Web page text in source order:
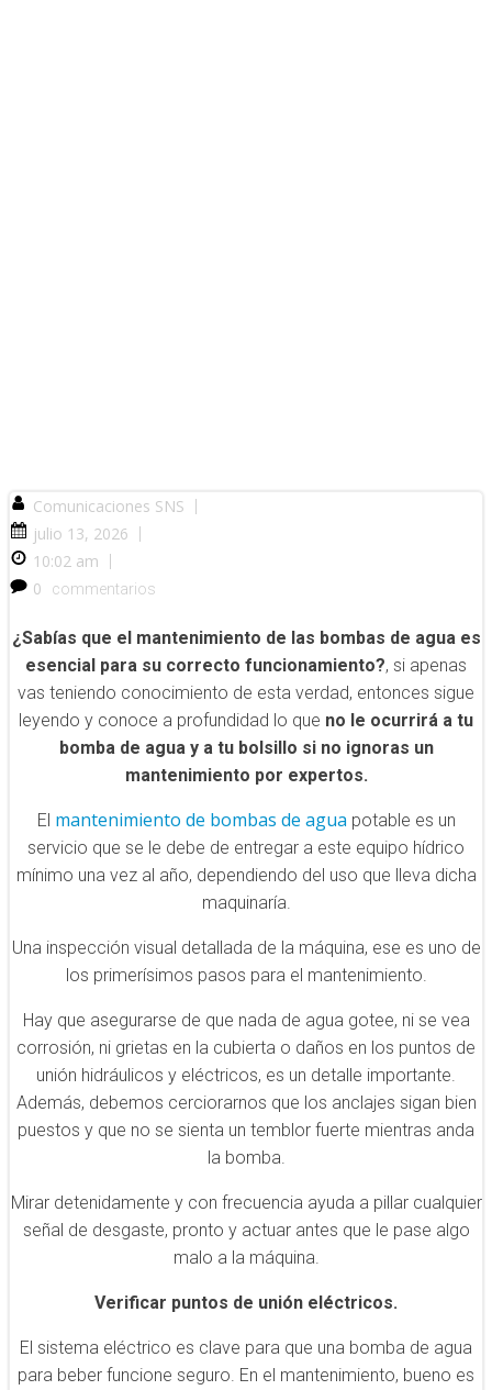
Comunicaciones SNS |
julio 13, 2026 |
10:02 am |
0
commentarios
¿Sabías que el mantenimiento de las bombas de agua es
esencial para su correcto funcionamiento?, si apenas
vas teniendo conocimiento de esta verdad, entonces sigue
leyendo y conoce a profundidad lo que no le ocurrirá a tu
bomba de agua y a tu bolsillo si no ignoras un
mantenimiento por expertos.
El mantenimiento de bombas de agua potable es un
servicio que se le debe de entregar a este equipo hídrico
mínimo una vez al año, dependiendo del uso que lleva dicha
maquinaría.
Una inspección visual detallada de la máquina, ese es uno de
los primerísimos pasos para el mantenimiento.
Hay que asegurarse de que nada de agua gotee, ni se vea
corrosión, ni grietas en la cubierta o daños en los puntos de
unión hidráulicos y eléctricos, es un detalle importante.
Además, debemos cerciorarnos que los anclajes sigan bien
puestos y que no se sienta un temblor fuerte mientras anda
la bomba.
Mirar detenidamente y con frecuencia ayuda a pillar cualquier
señal de desgaste, pronto y actuar antes que le pase algo
malo a la máquina.
Verificar puntos de unión eléctricos.
El sistema eléctrico es clave para que una bomba de agua
para beber funcione seguro. En el mantenimiento, bueno es